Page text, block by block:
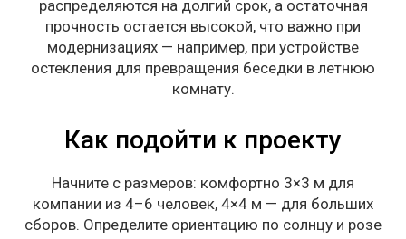
распределяются на долгий срок, а остаточная
прочность остается высокой, что важно при
модернизациях — например, при устройстве
остекления для превращения беседки в летнюю
комнату.
Как подойти к проекту
Начните с размеров: комфортно 3×3 м для
компании из 4–6 человек, 4×4 м — для больших
сборов. Определите ориентацию по солнцу и розе